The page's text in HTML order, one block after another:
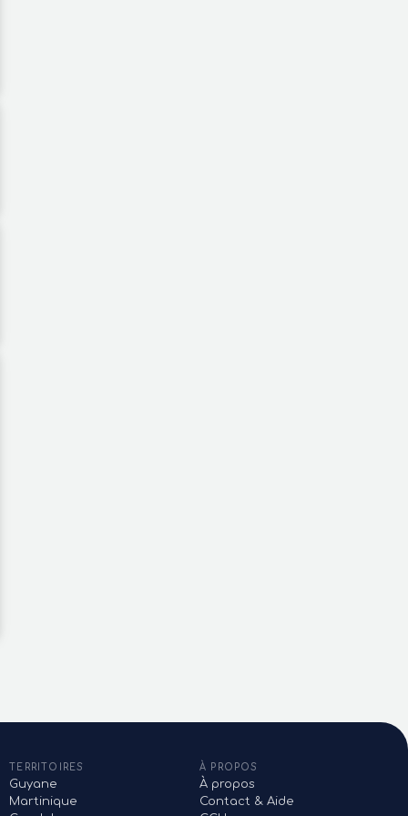
€
villa 4 pièces
Marie
TERRITOIRES
Guyane
Martinique
À PROPOS
À propos
Contact & Aide